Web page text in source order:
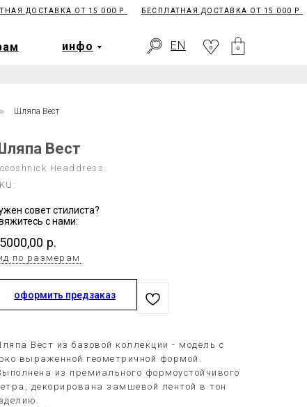
ДОСТАВКА ОТ 15 000 Р. БЕСПЛАТНАЯ ДОСТАВКА ОТ 15 000 Р.
инфо EN
инфо EN 0 0
» Шляпа Вест
Вест
Headdress
совет стилиста?
с нами:
р.
по размерам
оформить предзаказ
Вест из базовой коллекции - модель с
выраженной геометричной формой.
из премиального формоустойчивого
декорирована замшевой лентой в тон